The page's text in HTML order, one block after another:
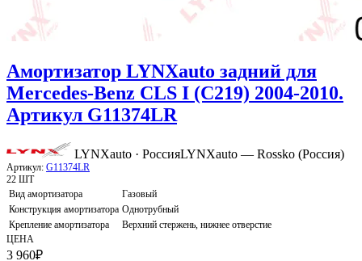
Амортизатор LYNXauto задний для
Mercedes-Benz CLS I (C219) 2004-2010.
Артикул G11374LR
LYNXauto · РоссияLYNXauto — Rossko (Россия)
Артикул: G11374LR
22 ШТ
Вид амортизатора
Газовый
Конструкция амортизатора Однотрубный
Крепление амортизатора
Верхний стержень, нижнее отверстие
ЦЕНА
3 960₽